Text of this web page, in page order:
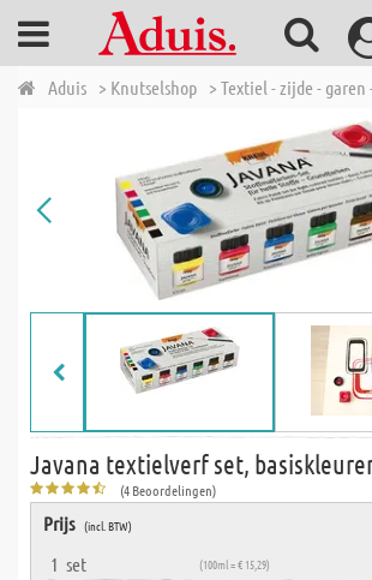
Aduis > Knutselshop > Textiel - zijde - garen
Javana textielverf set,
(4 Beoordelingen)
Prijs (incl. BTW)
1 set (100ml = € 15,29)